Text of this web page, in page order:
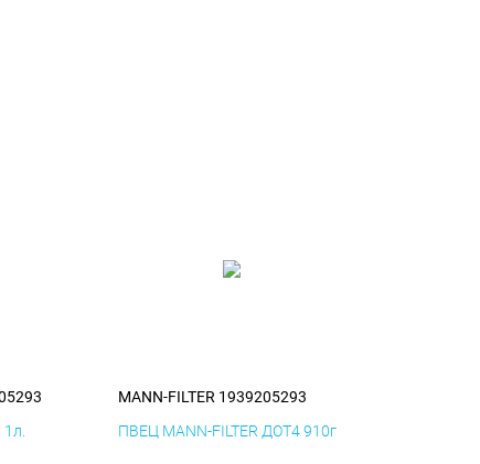
MANN-FILTER 1939205293
ПВЕЦ MANN-FILTER ДОТ4 910г